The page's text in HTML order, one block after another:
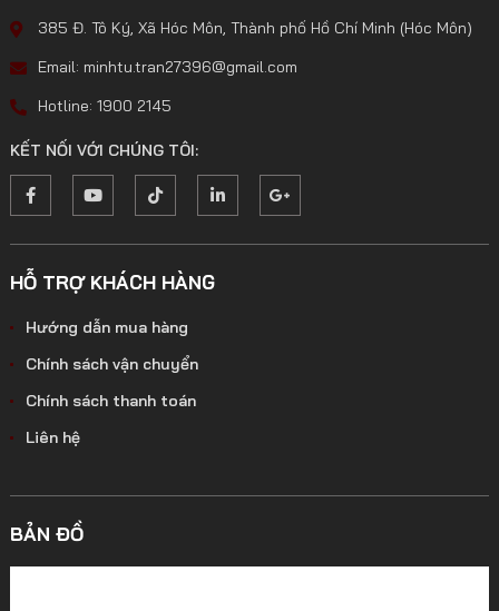
385 Đ. Tô Ký, Xã Hóc Môn, Thành phố Hồ Chí Minh (Hóc Môn)
Email: minhtu.tran27396@gmail.com
Hotline: 1900 2145
KẾT NỐI VỚI CHÚNG TÔI:
HỖ TRỢ KHÁCH HÀNG
Hướng dẫn mua hàng
Chính sách vận chuyển
Chính sách thanh toán
Liên hệ
BẢN ĐỒ